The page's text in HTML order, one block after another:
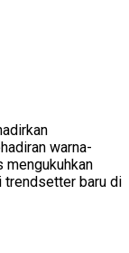
warna-
mengukuhkan
trendsetter baru di